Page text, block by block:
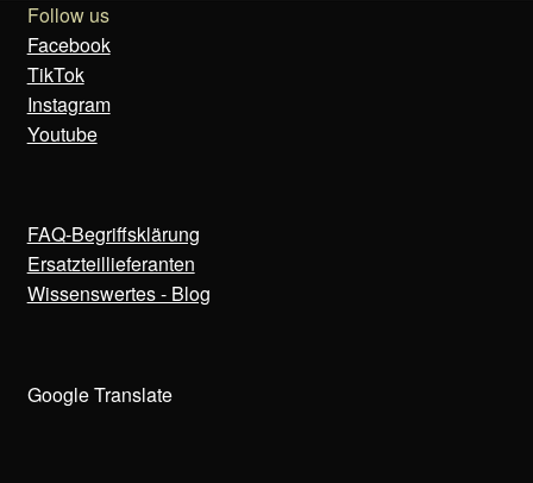
Follow us
Facebook
TikTok
Instagram
Youtube
FAQ-Begriffsklärung
Ersatzteillieferanten
Wissenswertes - Blog
Google Translate